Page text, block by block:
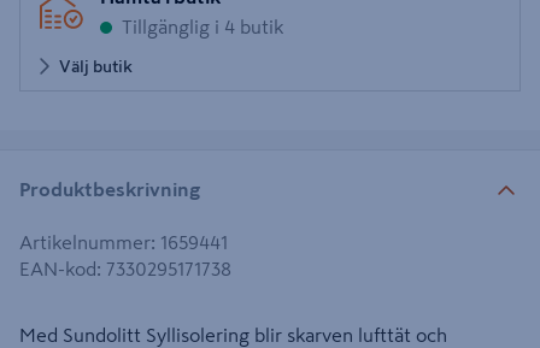
Tillgänglig i 4 butik
Välj butik
Produktbeskrivning
Artikelnummer: 1659441
EAN-kod: 7330295171738
Med Sundolitt Syllisolering blir skarven lufttät och